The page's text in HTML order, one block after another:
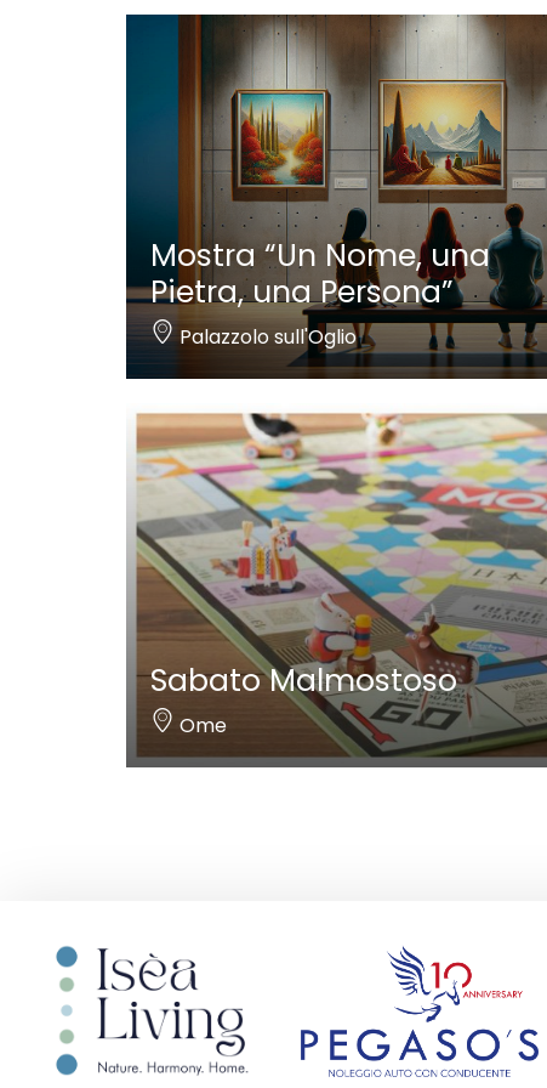
Mostra “Un Nome, una
Pietra, una Persona”
Palazzolo sull'Oglio
Sabato Malmostoso
Ome